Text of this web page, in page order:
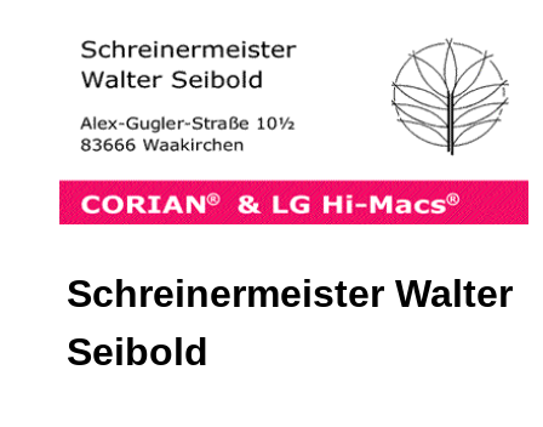
Schreinermeister Walter
Seibold